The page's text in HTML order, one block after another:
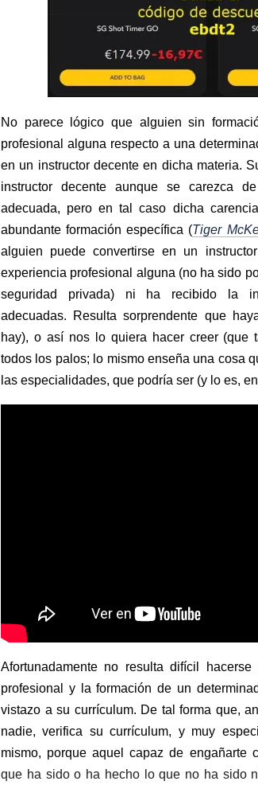
No parece lógico que alguien sin
profesional alguna respecto a una
en un instructor decente en dicha materia.
instructor decente aunque se carezca
adecuada, pero en tal caso dicha
abundante formación específica (Tiger
alguien puede convertirse en un
experiencia profesional alguna (no ha sido
seguridad privada) ni ha recibido la
adecuadas. Resulta sorprendente que
hay), o así nos lo quiera hacer creer (que
todos los palos; lo mismo enseña una cosa
las especialidades, que podría ser (y lo es,
Afortunadamente no resulta difícil
profesional y la formación de un
vistazo a su currículum. De tal forma que,
nadie, verifica su currículum, y muy
mismo, porque aquel capaz de engañarte
que ha sido o ha hecho lo que no ha sido